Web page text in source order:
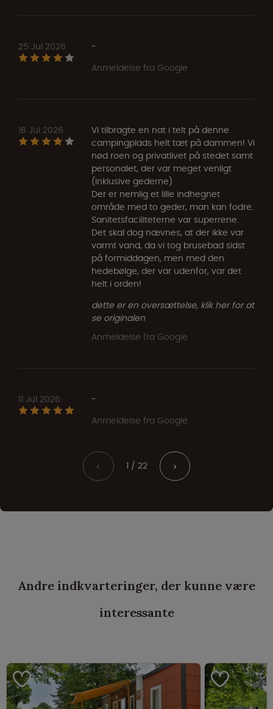
25 Jul 2026
-
Anmeldelse fra Google
18 Jul 2026
Vi tilbragte en nat i telt på denne
campingplads helt tæt på dammen! Vi
nød roen og privatlivet på stedet samt
personalet, der var meget venligt
(inklusive gederne)
Der er nemlig et lille indhegnet
område med to geder, man kan fodre.
Sanitetsfaciliteterne var superrene.
Det skal dog nævnes, at der ikke var
varmt vand, da vi tog brusebad sidst
på formiddagen, men med den
hedebølge, der var udenfor, var det
helt i orden!
dette er en oversættelse, klik her for at
se originalen
Anmeldelse fra Google
11 Jul 2026
-
Anmeldelse fra Google
< 1 / 22 >
Andre indkvarteringer, der kunne være
interessante